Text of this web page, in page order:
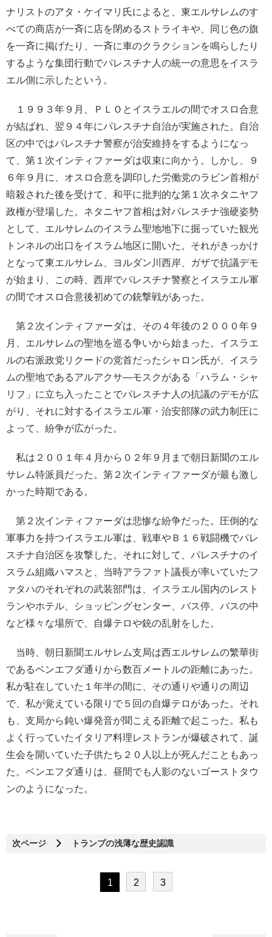
ナリストのアタ・ケイマリ氏によると、東エルサレムのす
べての商店が一斉に店を閉めるストライキや、同じ色の旗
を一斉に掲げたり、一斉に車のクラクションを鳴らしたり
するような集団行動でパレスチナ人の統一の意思をイスラ
エル側に示したという。
１９９３年９月、ＰＬＯとイスラエルの間でオスロ合意
が結ばれ、翌９４年にパレスチナ自治が実施された。自治
区の中ではパレスチナ警察が治安維持をするようになっ
て、第１次インティファーダは収束に向かう。しかし、９
６年９月に、オスロ合意を調印した労働党のラビン首相が
暗殺された後を受けて、和平に批判的な第１次ネタニヤフ
政権が登場した。ネタニヤフ首相は対パレスチナ強硬姿勢
として、エルサレムのイスラム聖地地下に掘っていた観光
トンネルの出口をイスラム地区に開いた。それがきっかけ
となって東エルサレム、ヨルダン川西岸、ガザで抗議デモ
が始まり、この時、西岸でパレスチナ警察とイスラエル軍
の間でオスロ合意後初めての銃撃戦があった。
第２次インティファーダは、その４年後の２０００年９
月、エルサレムの聖地を巡る争いから始まった。イスラエ
ルの右派政党リクードの党首だったシャロン氏が、イスラ
ムの聖地であるアルアクサ―モスクがある「ハラム・シャ
リフ」に立ち入ったことでパレスチナ人の抗議のデモが広
がり、それに対するイスラエル軍・治安部隊の武力制圧に
よって、紛争が広がった。
私は２００１年４月から０２年９月まで朝日新聞のエル
サレム特派員だった。第２次インティファーダが最も激し
かった時期である。
第２次インティファーダは悲惨な紛争だった。圧倒的な
軍事力を持つイスラエル軍は、戦車やＢ１６戦闘機でパレ
スチナ自治区を攻撃した。それに対して、パレスチナのイ
スラム組織ハマスと、当時アラファト議長が率いていたフ
ァタハのそれぞれの武装部門は、イスラエル国内のレスト
ランやホテル、ショッピングセンター、バス停、バスの中
など様々な場所で、自爆テロや銃の乱射をした。
当時、朝日新聞エルサレム支局は西エルサレムの繁華街
であるベンエフダ通りから数百メートルの距離にあった。
私が駐在していた１年半の間に、その通りや通りの周辺
で、私が覚えている限りで５回の自爆テロがあった。それ
も、支局から鈍い爆発音が聞こえる距離で起こった。私も
よく行っていたイタリア料理レストランが爆破されて、誕
生会を開いていた子供たち２０人以上が死んだこともあっ
た。ベンエフダ通りは、昼間でも人影のないゴーストタウ
ンのようになった。
次ページ トランプの浅薄な歴史認識
1 2 3